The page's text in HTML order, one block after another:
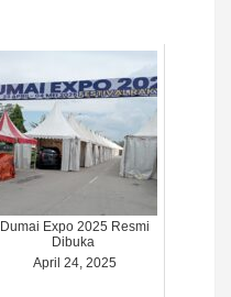
Dumai Expo 2025 Resmi
Dibuka
April 24, 2025